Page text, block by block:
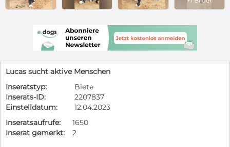
Lucas sucht aktive Menschen
Inseratstyp:
Biete
Inserats-ID:
2207837
Einstelldatum:
12.04.2023
Inseratsaufrufe:
1650
Inserat gemerkt:
2